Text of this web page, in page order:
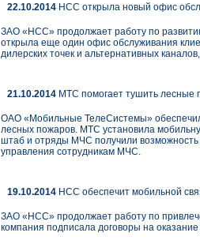
22.10.2014 НСС открыла новый офис
ЗАО «НСС» продолжает работу по
открыла еще один офис обслуживания
дилерских точек и альтернативных
21.10.2014 МТС помогает тушить лесные
ОАО «Мобильные ТелеСистемы»
лесных пожаров. МТС установила
штаб и отряды МЧС получили возможность
управления сотрудникам МЧС.
19.10.2014 НСС обеспечит мобильной
ЗАО «НСС» продолжает работу по
компания подписала договоры на